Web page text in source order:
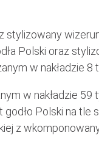
stylizowany
Polski oraz
w nakładzie 8
w nakładzie 59
Polski na tle
z